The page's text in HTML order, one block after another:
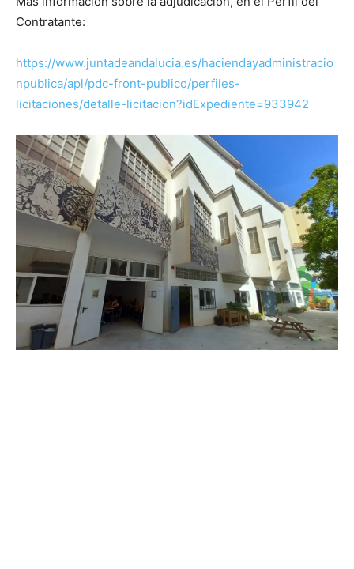
Contratante:
https://www.juntadeandalucia.es/haciendayadministracio
npublica/apl/pdc-front-publico/perfiles-
licitaciones/detalle-licitacion?idExpediente=933942